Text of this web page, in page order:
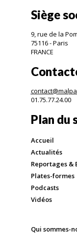
Siège
9, rue de la
75116 - Paris
FRANCE
01.75.77.24.00
Plan du
Accueil
Actualités
Reportages &
Plates-formes
Podcasts
Vidéos
Qui sommes-